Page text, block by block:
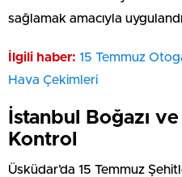
sağlamak amacıyla
İlgili haber: 15 Temmuz
Hava Çekimleri
İstanbul Boğazı
Kontrol
Üsküdar’da 15 Temmuz